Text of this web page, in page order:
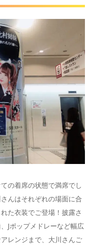
の着席の状態で満席でし
んはそれぞれの場面に合
た衣装でご登場！披露さ
Jポップメドレーなど幅広
レンジまで、大川さんご